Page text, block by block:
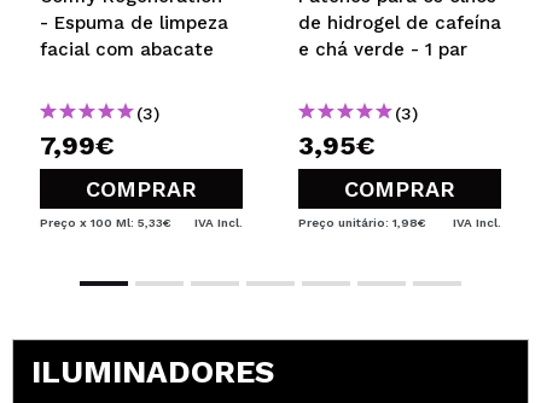
- Espuma de limpeza
facial com abacate
(3)
7,99€
COMPRAR
Preço x 100 Ml: 5,33€ IVA Incl.
de hidrogel de cafeína
e chá verde - 1 par
(3)
3,95€
COMPRAR
Preço unitário: 1,98€ IVA Incl.
ILUMINADORES